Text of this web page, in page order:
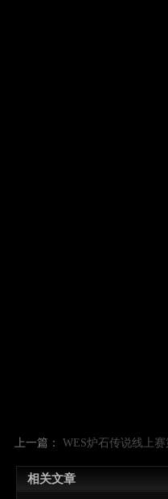
上一篇： WES炉石传说线上
相关文章